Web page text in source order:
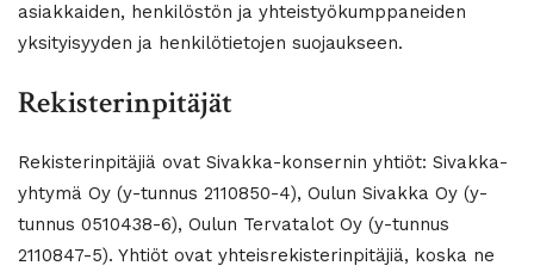
asiakkaiden, henkilöstön ja yhteistyökumppaneiden
yksityisyyden ja henkilötietojen suojaukseen.
Rekisterinpitäjät
Rekisterinpitäjiä ovat Sivakka-konsernin yhtiöt: Sivakka-
yhtymä Oy (y-tunnus 2110850-4), Oulun Sivakka Oy (y-
tunnus 0510438-6), Oulun Tervatalot Oy (y-tunnus
2110847-5). Yhtiöt ovat yhteisrekisterinpitäjiä, koska ne